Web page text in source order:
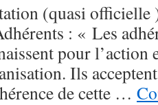
(quasi officielle
: « Les
pour l’action
Ils
de cette …